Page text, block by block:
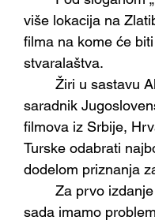
više lokacija na
filma na kome će
stvaralaštva.
Žiri u sastavu
saradnik
filmova iz Srbije,
Turske odabrati
dodelom priznanja
Za prvo
sada imamo